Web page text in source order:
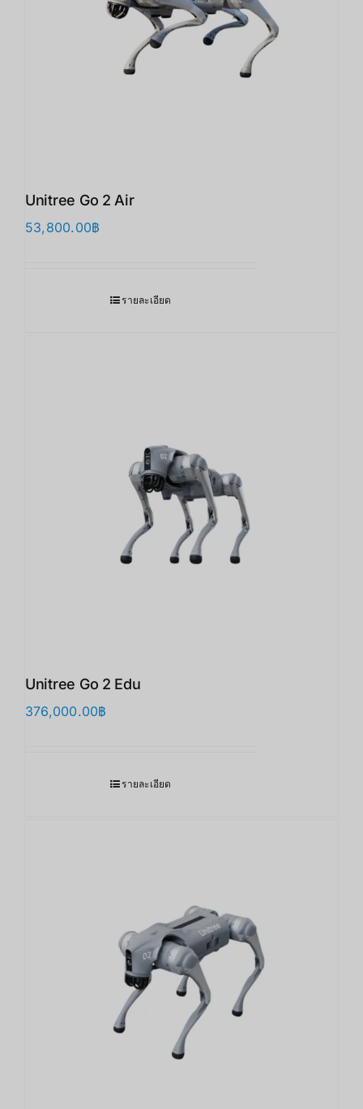
Unitree Go 2 Air
53,800.00฿
รายละเอียด
Unitree Go 2 Edu
376,000.00฿
รายละเอียด